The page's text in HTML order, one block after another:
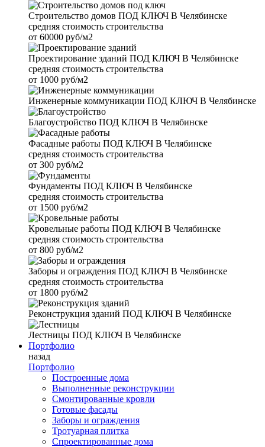
Строительство домов ПОД КЛЮЧ В Челябинске
средняя стоимость строительства
от 60000 руб/м2
Проектирование зданий ПОД КЛЮЧ В Челябинске
средняя стоимость строительства
от 1000 руб/м2
Инженерные коммуникации ПОД КЛЮЧ В Челябинске
Благоустройство ПОД КЛЮЧ В Челябинске
Фасадные работы ПОД КЛЮЧ В Челябинске
средняя стоимость строительства
от 300 руб/м2
Фундаменты ПОД КЛЮЧ В Челябинске
средняя стоимость строительства
от 1500 руб/м2
Кровельные работы ПОД КЛЮЧ В Челябинске
средняя стоимость строительства
от 800 руб/м2
Заборы и ограждения ПОД КЛЮЧ В Челябинске
средняя стоимость строительства
от 1800 руб/м2
Реконструкция зданий ПОД КЛЮЧ В Челябинске
Лестницы ПОД КЛЮЧ В Челябинске
Портфолио
назад
Портфолио
Построенные дома
Выполненные реконструкции
Смонтированные кровли
Готовые фасады
Заборы и ограждения
Тротуарная плитка
Спроектированные дома